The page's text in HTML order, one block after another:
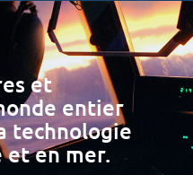
et
entier
technologie
et en mer.